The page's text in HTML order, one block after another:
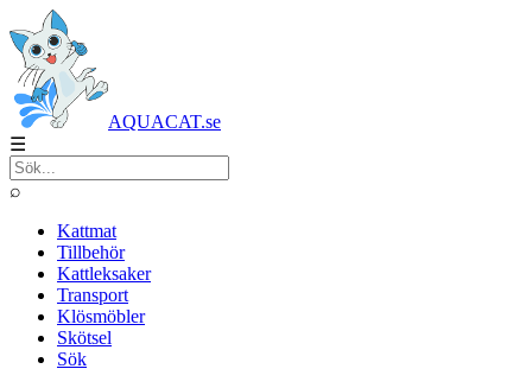
AQUACAT.se
☰
⌕
Kattmat
Tillbehör
Kattleksaker
Transport
Klösmöbler
Skötsel
Sök